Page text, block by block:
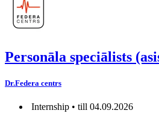
Personāla speciālists
Dr.Federa centrs
Internship • till 04.09.2026